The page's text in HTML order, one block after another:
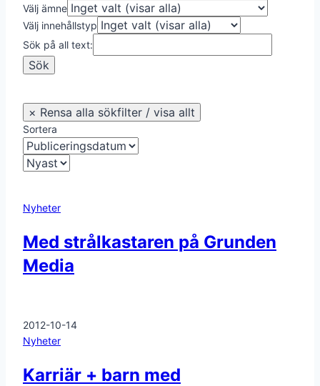
Välj ämne
Välj innehållstyp
Sök på all text:
Sortera
Nyheter
Med strålkastaren på Grunden
Media
2012-10-14
Nyheter
Karriär + barn med